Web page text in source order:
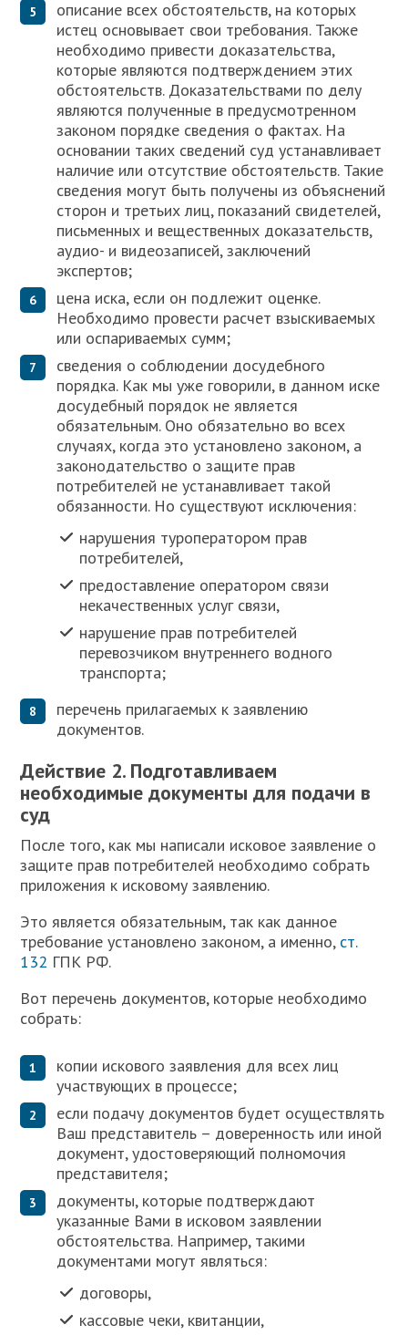
описание всех обстоятельств, на которых
истец основывает свои требования. Также
необходимо привести доказательства,
которые являются подтверждением этих
обстоятельств. Доказательствами по делу
являются полученные в предусмотренном
законом порядке сведения о фактах. На
основании таких сведений суд устанавливает
наличие или отсутствие обстоятельств. Такие
сведения могут быть получены из объяснений
сторон и третьих лиц, показаний свидетелей,
письменных и вещественных доказательств,
аудио- и видеозаписей, заключений
экспертов;
цена иска, если он подлежит оценке.
Необходимо провести расчет взыскиваемых
или оспариваемых сумм;
сведения о соблюдении досудебного
порядка. Как мы уже говорили, в данном иске
досудебный порядок не является
обязательным. Оно обязательно во всех
случаях, когда это установлено законом, а
законодательство о защите прав
потребителей не устанавливает такой
обязанности. Но существуют исключения:
нарушения туроператором прав
потребителей,
предоставление оператором связи
некачественных услуг связи,
нарушение прав потребителей
перевозчиком внутреннего водного
транспорта;
перечень прилагаемых к заявлению
документов.
Действие 2. Подготавливаем
необходимые документы для подачи в
суд
После того, как мы написали исковое заявление о
защите прав потребителей необходимо собрать
приложения к исковому заявлению.
Это является обязательным, так как данное
требование установлено законом, а именно, ст.
132 ГПК РФ.
Вот перечень документов, которые необходимо
собрать:
копии искового заявления для всех лиц
участвующих в процессе;
если подачу документов будет осуществлять
Ваш представитель – доверенность или иной
документ, удостоверяющий полномочия
представителя;
документы, которые подтверждают
указанные Вами в исковом заявлении
обстоятельства. Например, такими
документами могут являться:
договоры,
кассовые чеки, квитанции,